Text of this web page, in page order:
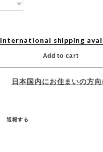
International shipping
Add to cart
日本国内にお住まいの方
通報する